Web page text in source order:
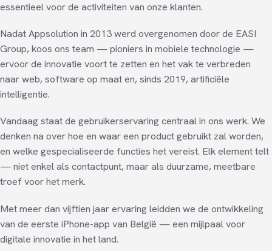
essentieel voor de activiteiten van onze klanten.
Nadat Appsolution in 2013 werd overgenomen door de EASI
Group, koos ons team — pioniers in mobiele technologie —
ervoor de innovatie voort te zetten en het vak te verbreden
naar web, software op maat en, sinds 2019, artificiële
intelligentie.
Vandaag staat de gebruikerservaring centraal in ons werk. We
denken na over hoe en waar een product gebruikt zal worden,
en welke gespecialiseerde functies het vereist. Elk element telt
— niet enkel als contactpunt, maar als duurzame, meetbare
troef voor het merk.
Met meer dan vijftien jaar ervaring leidden we de ontwikkeling
van de eerste iPhone-app van België — een mijlpaal voor
digitale innovatie in het land.